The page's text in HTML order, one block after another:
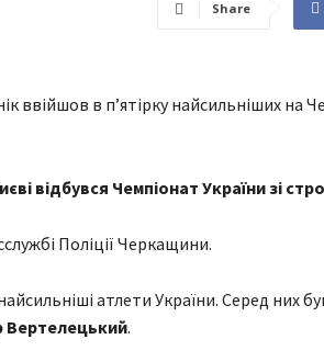
Share
відбувся Чемпіонат України зі
Поліції Черкащини.
атлети України. Серед них
.